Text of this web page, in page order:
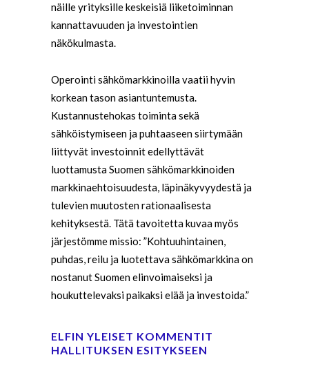
näille yrityksille keskeisiä liiketoiminnan
kannattavuuden ja investointien
näkökulmasta.
Operointi sähkömarkkinoilla vaatii hyvin
korkean tason asiantuntemusta.
Kustannustehokas toiminta sekä
sähköistymiseen ja puhtaaseen siirtymään
liittyvät investoinnit edellyttävät
luottamusta Suomen sähkömarkkinoiden
markkinaehtoisuudesta, läpinäkyvyydestä ja
tulevien muutosten rationaalisesta
kehityksestä. Tätä tavoitetta kuvaa myös
järjestömme missio: ”Kohtuuhintainen,
puhdas, reilu ja luotettava sähkömarkkina on
nostanut Suomen elinvoimaiseksi ja
houkuttelevaksi paikaksi elää ja investoida.”
ELFIN YLEISET KOMMENTIT
HALLITUKSEN ESITYKSEEN